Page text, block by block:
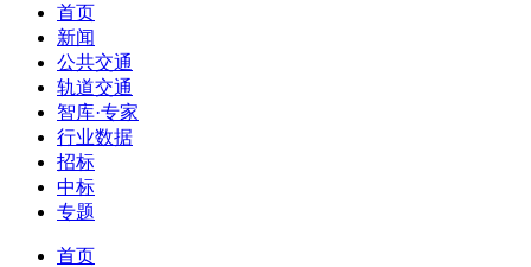
首页
新闻
公共交通
轨道交通
智库·专家
行业数据
招标
中标
专题
首页